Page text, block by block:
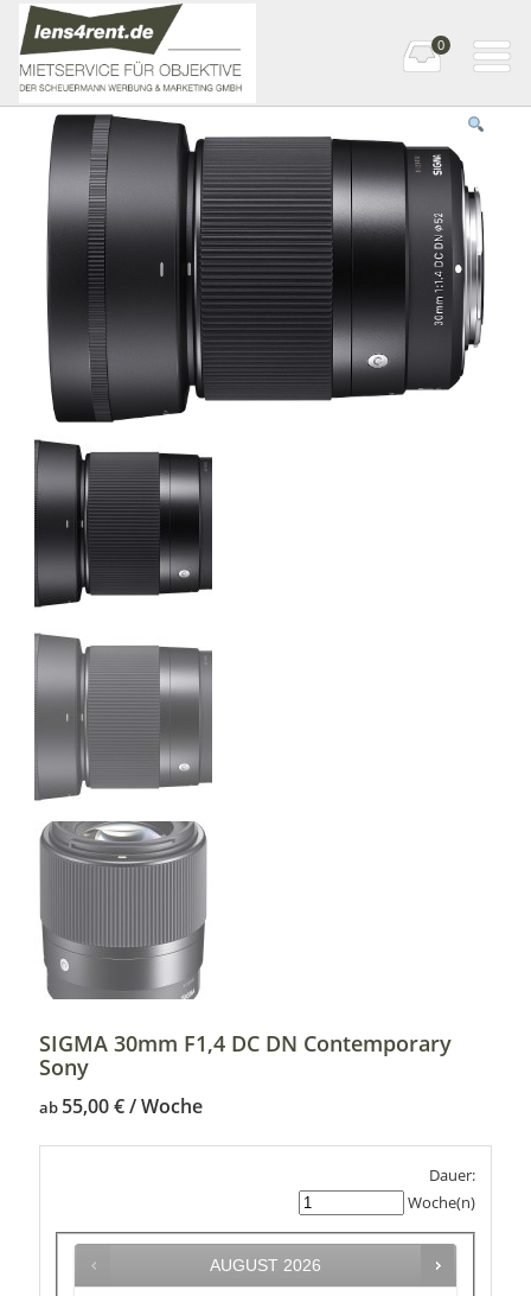
0
Startseite»Standard (-Zoom)» SIGMA 30mm F1,4 DC DN Contemporary
Sony
SIGMA 30mm F1,4 DC DN Contemporary
Sony
ab 55,00€
Dauer:
Woche(n)
AUGUST 2026